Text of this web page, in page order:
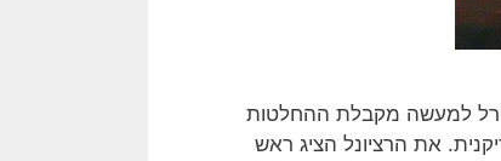
למעשה מקבלת ההחלטות
את הרציונל הציג ראש